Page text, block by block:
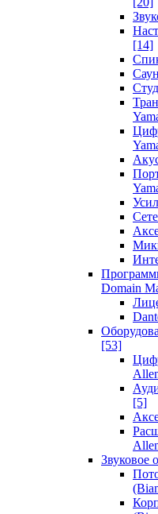
[14]
Domain
[53]
[5]
Звуковое